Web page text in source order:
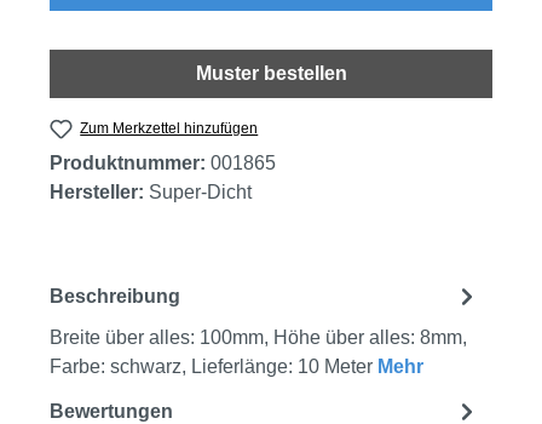
Muster bestellen
Zum Merkzettel hinzufügen
Produktnummer: 001865
Hersteller: Super-Dicht
Beschreibung
Breite über alles: 100mm, Höhe über alles: 8mm,
Farbe: schwarz, Lieferlänge: 10 Meter Mehr
Bewertungen